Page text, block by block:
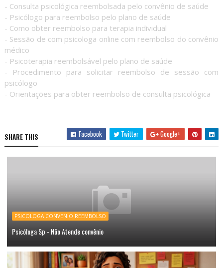
- Consulta psicológica reembolsada pelo convênio de saúde
- Psicólogo para reembolso pelo plano de saúde
- Como obter reembolso para terapia individual
- Sessão de com psicologa online com reembolso do convênio
médico
- Psicoterapia reembolsável pelo plano de saúde
- Procedimento para solicitar reembolso de sessão com
psicólogo
- Orientações para obter reembolso de consulta psicológica
SHARE THIS Facebook Twitter Google+
PSICOLOGA CONVENIO REEMBOLSO
Psicóloga Sp - Não Atende convênio